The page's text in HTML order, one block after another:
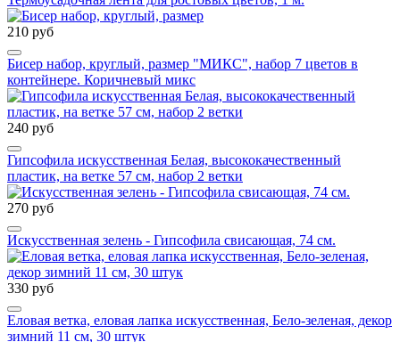
210 руб
Бисер набор, круглый, размер "МИКС", набор 7 цветов в
контейнере. Коричневый микс
240 руб
Гипсофила искусственная Белая, высококачественный
пластик, на ветке 57 см, набор 2 ветки
270 руб
Искусственная зелень - Гипсофила свисающая, 74 см.
330 руб
Еловая ветка, еловая лапка искусственная, Бело-зеленая, декор
зимний 11 см, 30 штук